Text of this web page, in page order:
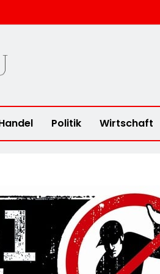
Politik Wirtschaft